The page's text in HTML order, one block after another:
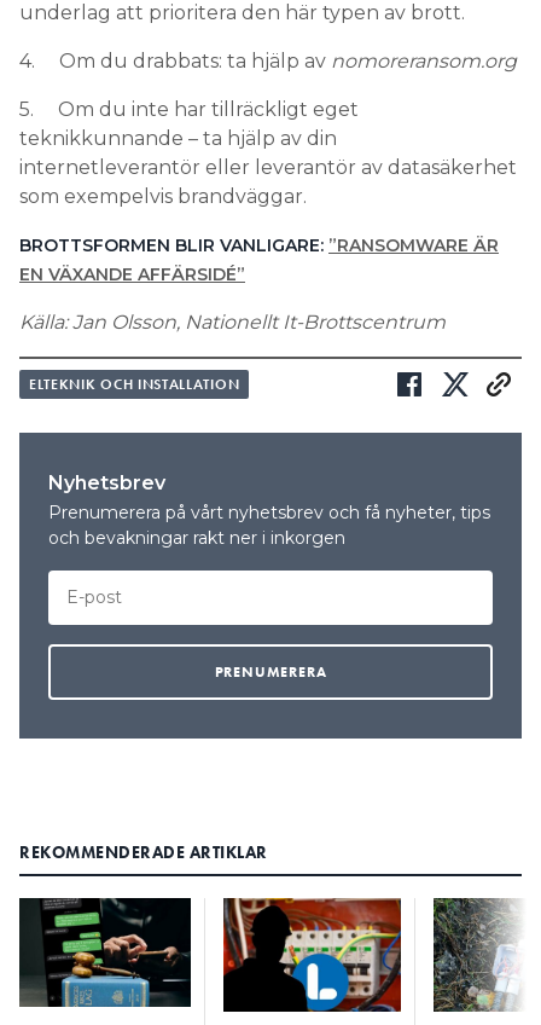
underlag att prioritera den här typen av brott.
4. Om du drabbats: ta hjälp av nomoreransom.org
5. Om du inte har tillräckligt eget
teknikkunnande – ta hjälp av din
internetleverantör eller leverantör av datasäkerhet
som exempelvis brandväggar.
BROTTSFORMEN BLIR VANLIGARE: ”RANSOMWARE ÄR
EN VÄXANDE AFFÄRSIDÉ”
Källa: Jan Olsson, Nationellt It-Brottscentrum
ELTEKNIK OCH INSTALLATION
Nyhetsbrev
Prenumerera på vårt nyhetsbrev och få nyheter, tips
och bevakningar rakt ner i inkorgen
REKOMMENDERADE ARTIKLAR